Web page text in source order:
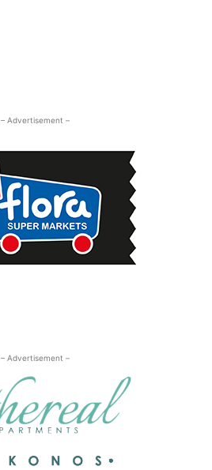
– Advertisement –
– Advertisement –